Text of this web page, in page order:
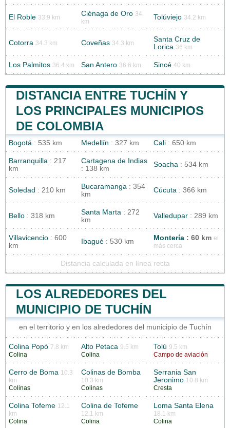
El Roble 33.9 km Ciénaga de Oro 34
km
Tolúviejo 34.2 km
Cotorra 34.3 km Coveñas 34.3 km
Santa Cruz de
Lorica 36 km
Los Palmitos 36.4 km San Antero 36.6 km Sincé 40 km
DISTANCIA ENTRE TUCHÍN Y
LOS PRINCIPALES MUNICIPIOS
DE COLOMBIA
Bogotá : 535 km Medellín : 327 km Cali : 650 km
Barranquilla : 217
km
Cartagena de Indias
: 138 km
Soacha : 534 km
Soledad : 210 km Bucaramanga : 354
km
Cúcuta : 366 km
Bello : 318 km Santa Marta : 272
km
Valledupar : 289 km
Villavicencio : 600
km
Ibagué : 530 km Montería : 60 km el
más cerca
Distancia calculada en línea recta
LOS ALREDEDORES DEL
MUNICIPIO DE TUCHÍN
en el territorio y en los alrededores del municipio de Tuchín
Colina Popó 7.8 km
Colina
Alto Petaca 9.5 km
Colina
Tolú 9.5 km
Campo de aviación
Cerro de Boma 10.3
km
Colinas
Colinas de Bomba
10.3 km
Colinas
Serrania San
Jeronimo 10.8 km
Cresta
Colina Tofeme 12.1
km
Colina
Colina de Tofeme
12.1 km
Colina
Loma Santa Elena
18.1 km
Colina